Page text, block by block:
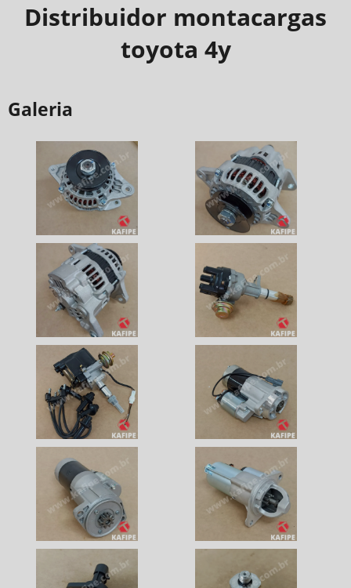
Distribuidor montacargas
toyota 4y
Galeria